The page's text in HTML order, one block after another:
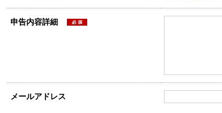
申告内容詳細
メールアドレス